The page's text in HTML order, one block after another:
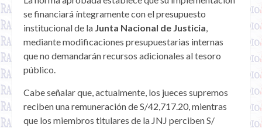
se financiará íntegramente con el presupuesto
institucional de la Junta Nacional de Justicia,
mediante modificaciones presupuestarias internas
que no demandarán recursos adicionales al tesoro
público.
Cabe señalar que, actualmente, los jueces supremos
reciben una remuneración de S/42,717.20, mientras
que los miembros titulares de la JNJ perciben S/